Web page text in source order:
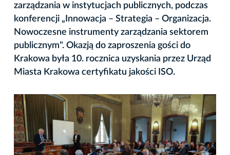
zarządzania w instytucjach publicznych, podczas
konferencji „Innowacja – Strategia – Organizacja.
Nowoczesne instrumenty zarządzania sektorem
publicznym". Okazją do zaproszenia gości do
Krakowa była 10. rocznica uzyskania przez Urząd
Miasta Krakowa certyfikatu jakości ISO.